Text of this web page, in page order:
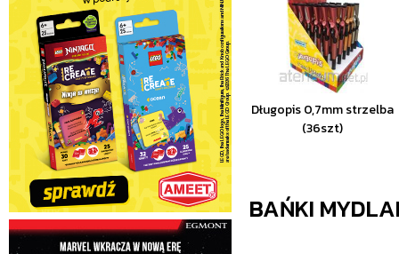
Długopis 0,7mm strzelba
(36szt)
BAŃKI